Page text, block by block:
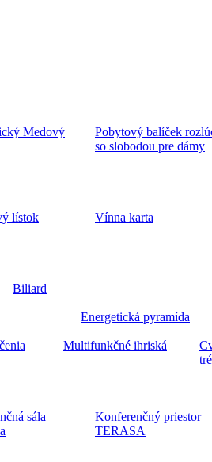
Medový
Pobytový balíček
so slobodou pre dámy
lístok Vínna karta
Biliard
Energetická pyramída
Multifunkčné ihriská
sála
Konferenčný priestor
TERASA